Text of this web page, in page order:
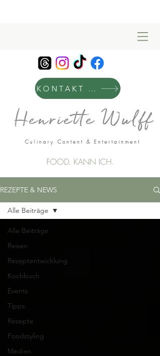
KONTAKT & MANAGEMENT
Culinary Content & Entertainment
FOOD. KANN ICH.
REZEPTE & NEWS
Alle Beiträge
Reisen
Rezeptentwicklung
Kochbuch
Events
Tipps
Rezepte
Foodstyling
Medien
Alle Beiträge